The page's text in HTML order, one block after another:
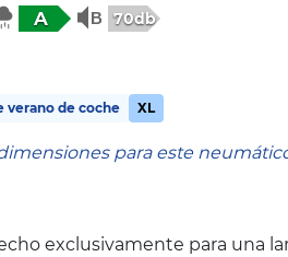
A 70db
verano de coche XL
para este
exclusivamente para una